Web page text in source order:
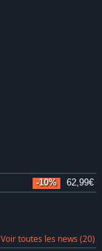
-10% 62,99€
Voir toutes les news (20)